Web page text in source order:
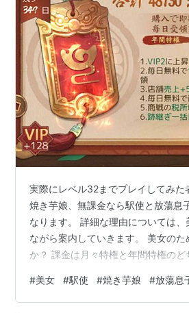
実際にレベル32までプレイしてみた
焼き芋娘、無課金なら駅使と放蕩息
なります。 詳細な理由については、
ながら案内していきます。 美女のた
か？ 課金は月々特権と年間特権のど
課金・無課金の美女に強い弱いの性
のオススメ美女がオススメな理由
#美女 #駅使 #焼き芋娘 #放蕩息